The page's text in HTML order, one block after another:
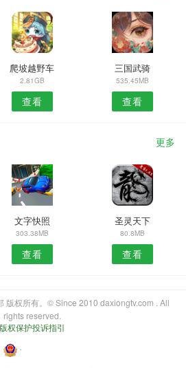
爬坡越野车
2.81GB
查看
三国武骑
535.45MB
查看
更多
文字快照
303.38MB
查看
圣灵天下
80.8MB
查看
版权所有。© Since 2010 daxiongtv.com . All
rights reserved.
版权保护投诉指引
・